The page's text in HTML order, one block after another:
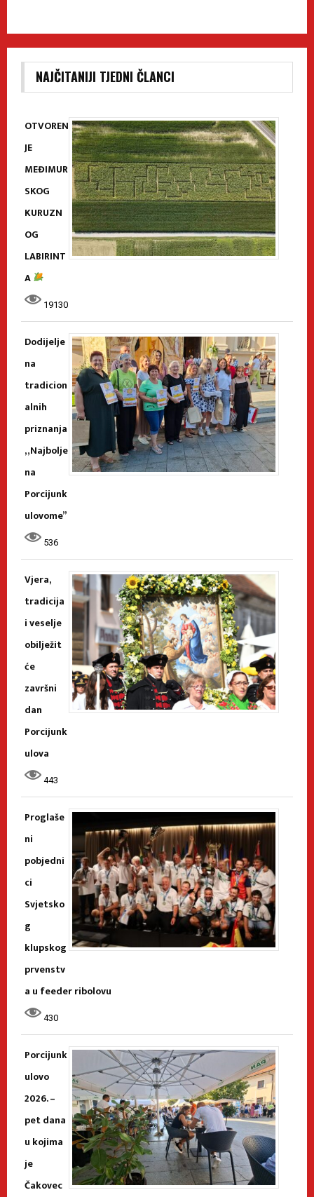
NAJČITANIJI TJEDNI ČLANCI
OTVOREN
JE
MEĐIMUR
SKOG
KURUZN
OG
LABIRINT
A
19130
Dodijelje
na
tradicion
alnih
priznanja
„Najbolje
na
Porcijunk
ulovome”
536
Vjera,
tradicija
i veselje
obilježit
će
završni
dan
Porcijunk
ulova
443
Proglaše
ni
pobjedni
ci
Svjetsko
g
klupskog
prvenstv
a u feeder ribolovu
430
Porcijunk
ulovo
2026. –
pet dana
u kojima
je
Čakovec